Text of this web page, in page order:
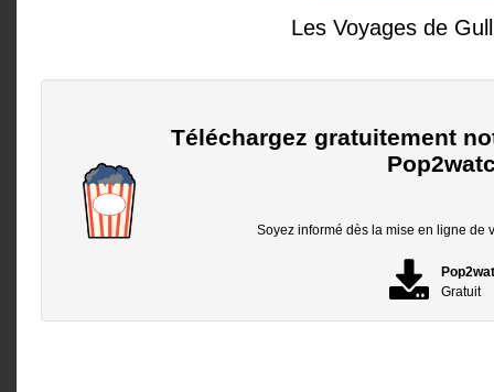
Les Voyages de
Téléchargez gratuitement
Soyez informé dès la mise en ligne de
Gratuit